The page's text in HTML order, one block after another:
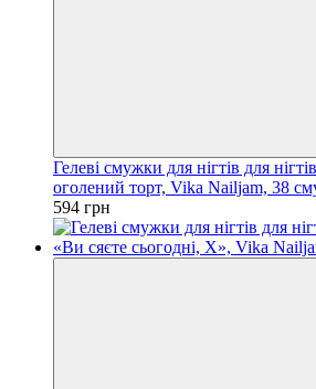
Гелеві смужки для нігтів для
оголений торт, Vika Nailjam, 38
594 грн